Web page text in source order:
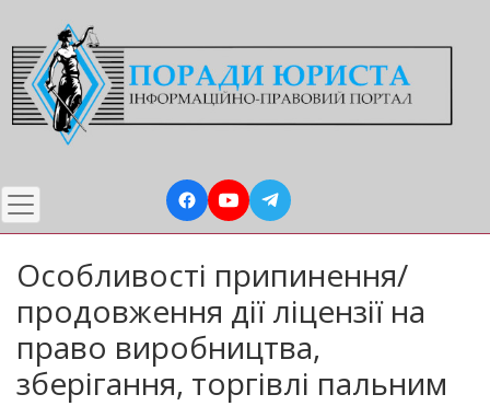
до
основного
вмісту
Особливості припинення/
продовження дії ліцензії на
право виробництва,
зберігання, торгівлі пальним